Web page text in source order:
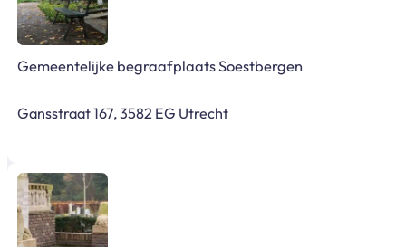
Gemeentelijke begraafplaats Soestbergen
Gansstraat 167, 3582 EG Utrecht